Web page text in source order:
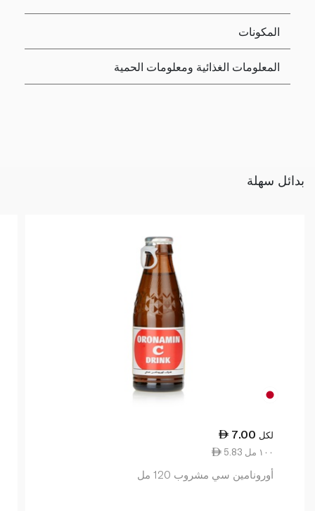
المكونات
المعلومات الغذائية ومعلومات الحمية
بدائل سهلة
7.00 لكل
5.83 ١٠٠ مل
أورونامين سي مشروب 120 مل